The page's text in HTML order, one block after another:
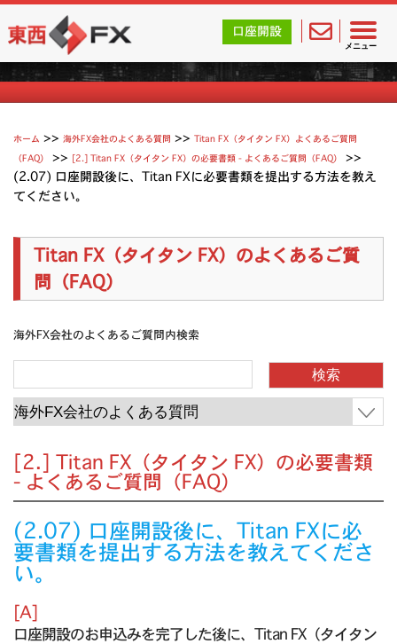
メニュー
東西FX｜海外FX会社（ブローカー）の無料口座開設サポ
口座開設
Titan（タイタン FX）よくあるご質問
ホーム >>海外FX会社のよくある質問 >>Titan FX（タイタン FX）よくあるご質問
（FAQ）
>> [2.] Titan FX（タイタン FX）の必要書類 - よくあるご質問（FAQ）
>>
(2.07) 口座開設後に、Titan FXに必要書類を提出する方法を教え
てください。
Titan FX（タイタン FX）のよくあるご質
問（FAQ）
海外FX会社のよくあるご質問内検索
[2.] Titan FX（タイタン FX）の必要書類
- よくあるご質問（FAQ）
(2.07) 口座開設後に、Titan FXに必
要書類を提出する方法を教えてくださ
い。
[A]
口座開設のお申込みを完了した後に、Titan FX（タイタン